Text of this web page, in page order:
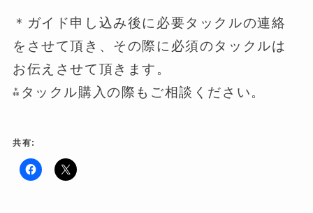
＊ガイド申し込み後に必要タックルの連絡
をさせて頂き、その際に必須のタックルは
お伝えさせて頂きます。
⁂タックル購入の際もご相談ください。
共有:
F ク